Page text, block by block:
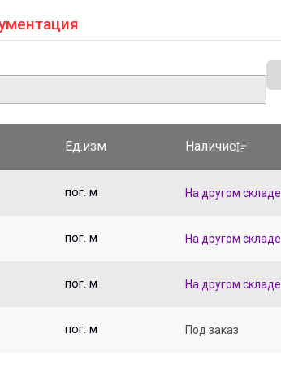
Ед.изм Наличие
пог. м На другом складе
пог. м На другом складе
пог. м На другом складе
пог. м Под заказ